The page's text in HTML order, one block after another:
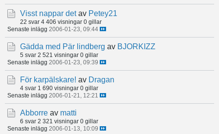
Visst nappar det av Petey21
22 svar 4 406 visningar 0 gillar
Senaste inlägg 2006-01-23, 09:44
Gädda med Pär lindberg av BJORKIZZ
5 svar 2 521 visningar 0 gillar
Senaste inlägg 2006-01-23, 09:39
För karpälskare! av Dragan
4 svar 1 690 visningar 0 gillar
Senaste inlägg 2006-01-21, 12:21
Abborre av matti
6 svar 2 321 visningar 0 gillar
Senaste inlägg 2006-01-13, 10:09